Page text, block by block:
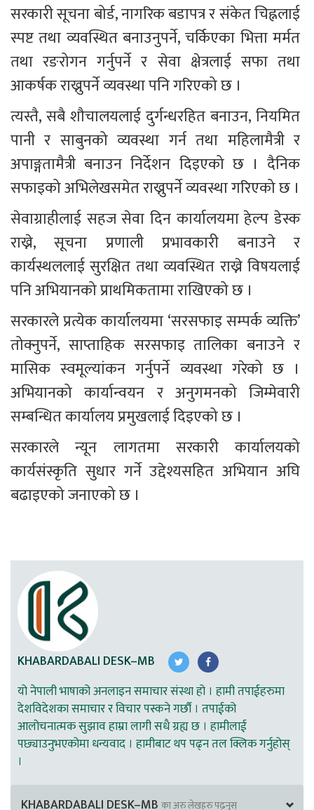
सरकारी सूचना बोर्ड, नागरिक बडापत्र र संकेत चिह्नलाई
स्पष्ट तथा व्यवस्थित बनाउनुपर्ने, चर्किएका भित्ता मर्मत
तथा रङरोगन गर्नुपर्ने र सेवा क्षेत्रलाई सफा तथा
आकर्षक राख्नुपर्ने व्यवस्था पनि गरिएको छ ।
त्यस्तै, सबै शौचालयलाई दुर्गन्धरहित बनाउन, नियमित
पानी र साबुनको व्यवस्था गर्न तथा महिलामैत्री र
अपाङ्गतामैत्री बनाउन निर्देशन दिइएको छ । दैनिक
सफाइको अभिलेखसमेत राख्नुपर्ने व्यवस्था गरिएको छ ।
सेवाग्राहीलाई सहज सेवा दिन कार्यालयमा हेल्प डेस्क
राख्ने, सूचना प्रणाली प्रभावकारी बनाउने र
कार्यस्थललाई सुरक्षित तथा व्यवस्थित राख्ने विषयलाई
पनि अभियानको प्राथमिकतामा राखिएको छ ।
सरकारले प्रत्येक कार्यालयमा ‘सरसफाइ सम्पर्क व्यक्ति’
तोक्नुपर्ने, साप्ताहिक सरसफाइ तालिका बनाउने र
मासिक स्वमूल्यांकन गर्नुपर्ने व्यवस्था गरेको छ ।
अभियानको कार्यान्वयन र अनुगमनको जिम्मेवारी
सम्बन्धित कार्यालय प्रमुखलाई दिइएको छ ।
सरकारले न्यून लागतमा सरकारी कार्यालयको
कार्यसंस्कृति सुधार गर्ने उद्देश्यसहित अभियान अघि
बढाइएको जनाएको छ ।
KHABARDABALI DESK–MB
यो नेपाली भाषाको अनलाइन समाचार संस्था हो । हामी तपाईहरुमा
देशविदेशका समाचार र विचार पस्कने गर्छौ । तपाईको
आलोचनात्मक सुझाव हाम्रा लागी सधै ग्रह्य छ । हामीलाई
पछ्याउनुभएकोमा धन्यवाद । हामीबाट थप पढ्न तल क्लिक गर्नुहोस्
।
KHABARDABALI DESK–MB का अरु लेखहरु पढ्नुस्